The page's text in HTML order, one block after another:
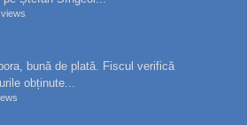
bună de plată. Fiscul verifică
obținute...